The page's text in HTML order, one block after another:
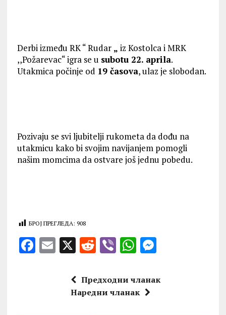
Derbi između RK “ Rudar„ iz Kostolca i MRK
,,Požarevac“ igra se u subotu 22. aprila.
Utakmica počinje od 19 časova, ulaz je slobodan.
Pozivaju se svi ljubitelji rukometa da dođu na
utakmicu kako bi svojim navijanjem pomogli
našim momcima da ostvare još jednu pobedu.
БРОЈ ПРЕГЛЕДА: 908
F E X R
d
di
V
er
W
at
s
M
se
Предходни чланак
Наредни чланак